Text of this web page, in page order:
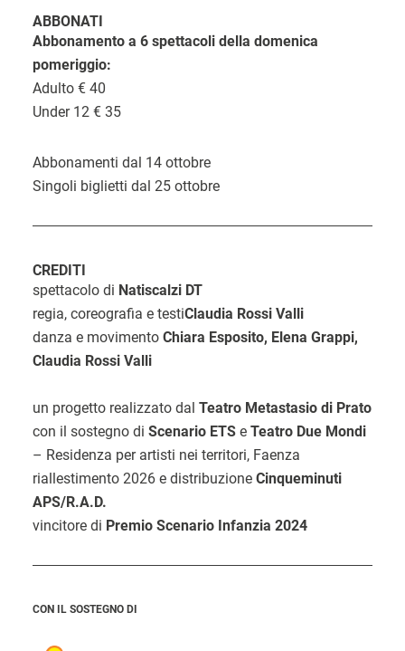
D
a
a
O
r
o
s
o
d
i
a
u
o
ABBONATI
Abbonamento a 6 spettacoli della domenica
pomeriggio:
Adulto € 40
Under 12 € 35
Abbonamenti dal 14 ottobre
Singoli biglietti dal 25 ottobre
CREDITI
spettacolo di Natiscalzi DT
regia, coreografia e testiClaudia Rossi Valli
danza e movimento Chiara Esposito, Elena Grappi,
Claudia Rossi Valli
un progetto realizzato dal Teatro Metastasio di Prato
con il sostegno di Scenario ETS e Teatro Due Mondi
– Residenza per artisti nei territori, Faenza
riallestimento 2026 e distribuzione Cinqueminuti
APS/R.A.D.
vincitore di Premio Scenario Infanzia 2024
CON IL SOSTEGNO DI